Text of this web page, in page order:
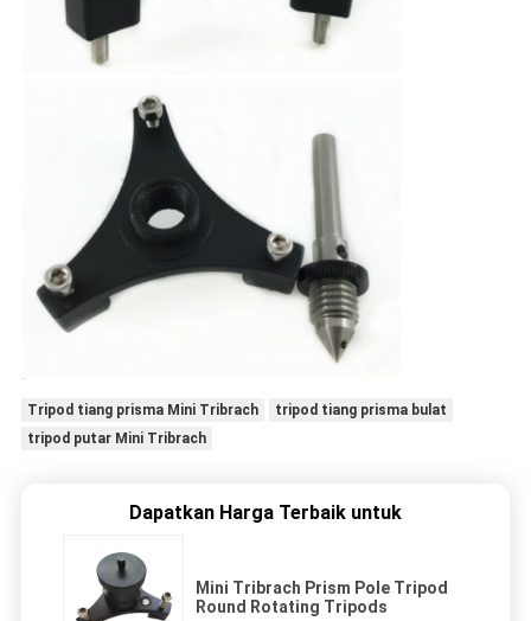
Tripod tiang prisma Mini Tribrach
tripod tiang prisma bulat
tripod putar Mini Tribrach
Dapatkan Harga Terbaik untuk
Mini Tribrach Prism Pole Tripod
Round Rotating Tripods